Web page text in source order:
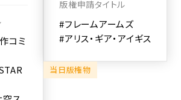
コミ
版権申請タイトル
#フレームアームズ
#アリス・ギア・アイギス
当日版権物